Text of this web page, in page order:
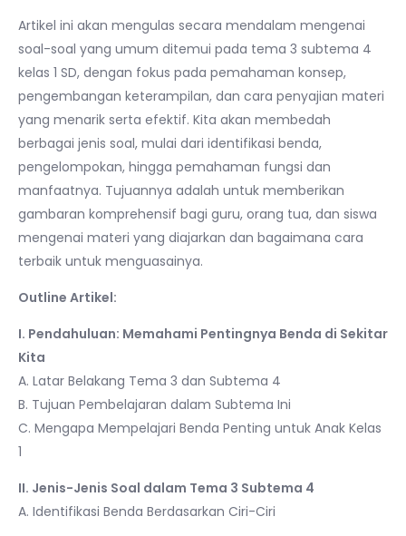
Artikel ini akan mengulas secara mendalam mengenai
soal-soal yang umum ditemui pada tema 3 subtema 4
kelas 1 SD, dengan fokus pada pemahaman konsep,
pengembangan keterampilan, dan cara penyajian materi
yang menarik serta efektif. Kita akan membedah
berbagai jenis soal, mulai dari identifikasi benda,
pengelompokan, hingga pemahaman fungsi dan
manfaatnya. Tujuannya adalah untuk memberikan
gambaran komprehensif bagi guru, orang tua, dan siswa
mengenai materi yang diajarkan dan bagaimana cara
terbaik untuk menguasainya.
Outline Artikel:
I. Pendahuluan: Memahami Pentingnya Benda di Sekitar
Kita
A. Latar Belakang Tema 3 dan Subtema 4
B. Tujuan Pembelajaran dalam Subtema Ini
C. Mengapa Mempelajari Benda Penting untuk Anak Kelas
1
II. Jenis-Jenis Soal dalam Tema 3 Subtema 4
A. Identifikasi Benda Berdasarkan Ciri-Ciri